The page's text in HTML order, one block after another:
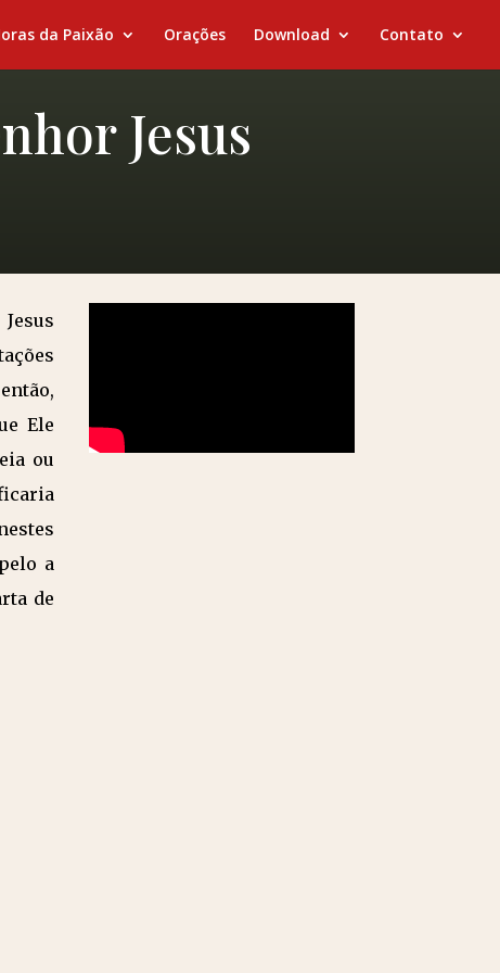
da Paixão Orações Download Contato
Jesus
Ele
ou
a
de